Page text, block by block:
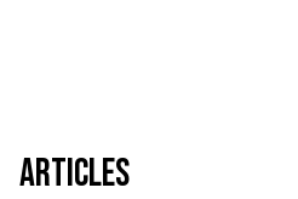
Articles